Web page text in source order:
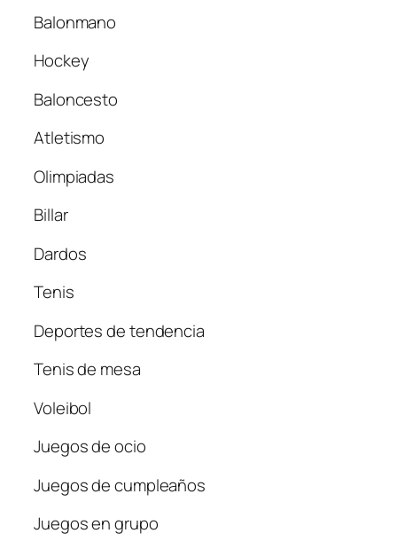
Balonmano
Hockey
Baloncesto
Atletismo
Olimpiadas
Billar
Dardos
Tenis
Deportes de tendencia
Tenis de mesa
Voleibol
Juegos de ocio
Juegos de cumpleaños
Juegos en grupo